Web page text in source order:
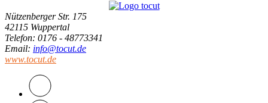
Nützenberger Str. 175
42115 Wuppertal
Telefon: 0176 - 48773341
Email: info@tocut.de
www.tocut.de